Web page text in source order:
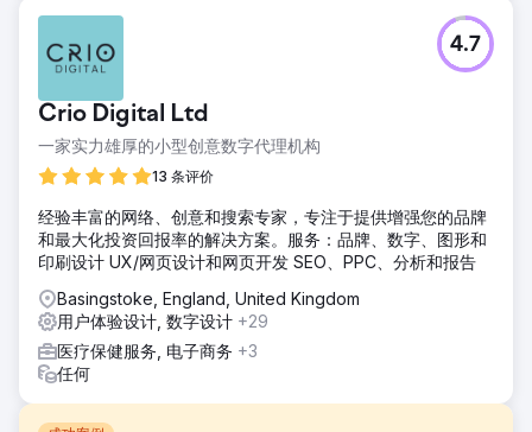
Crio Digital Ltd
一家实力雄厚的小型创意数字代理机构
13 条评价
4.7
经验丰富的网络、创意和搜索专家，专注于提供增强您的品牌
和最大化投资回报率的解决方案。服务：品牌、数字、图形和
印刷设计 UX/网页设计和网页开发 SEO、PPC、分析和报告
Basingstoke, England, United Kingdom
用户体验设计, 数字设计 +29
医疗保健服务, 电子商务 +3
任何